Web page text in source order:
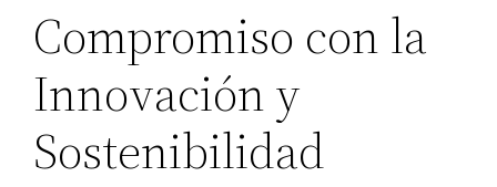
Compromiso con la
Innovación y
Sostenibilidad